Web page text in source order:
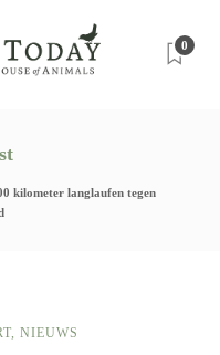
0
kilometer langlaufen tegen
, NIEUWS